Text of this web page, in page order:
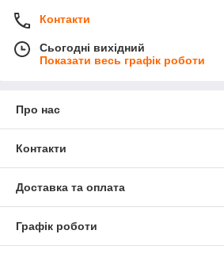
Контакти
Сьогодні вихідний
Показати весь графік роботи
Про нас
Контакти
Доставка та оплата
Графік роботи